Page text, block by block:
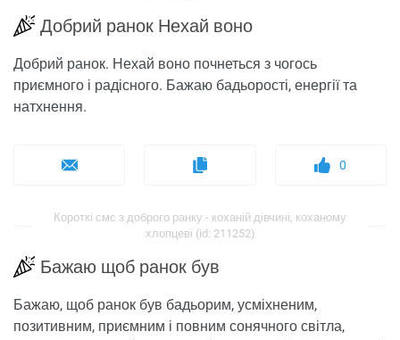
Добрий ранок Нехай воно
Добрий ранок. Нехай воно почнеться з чогось
приємного і радісного. Бажаю бадьорості, енергії та
натхнення.
0
Короткі смс з доброго ранку - коханій дівчині, коханому
хлопцеві (id: 211252)
Бажаю щоб ранок був
Бажаю, щоб ранок був бадьорим, усміхненим,
позитивним, приємним і повним сонячного світла,